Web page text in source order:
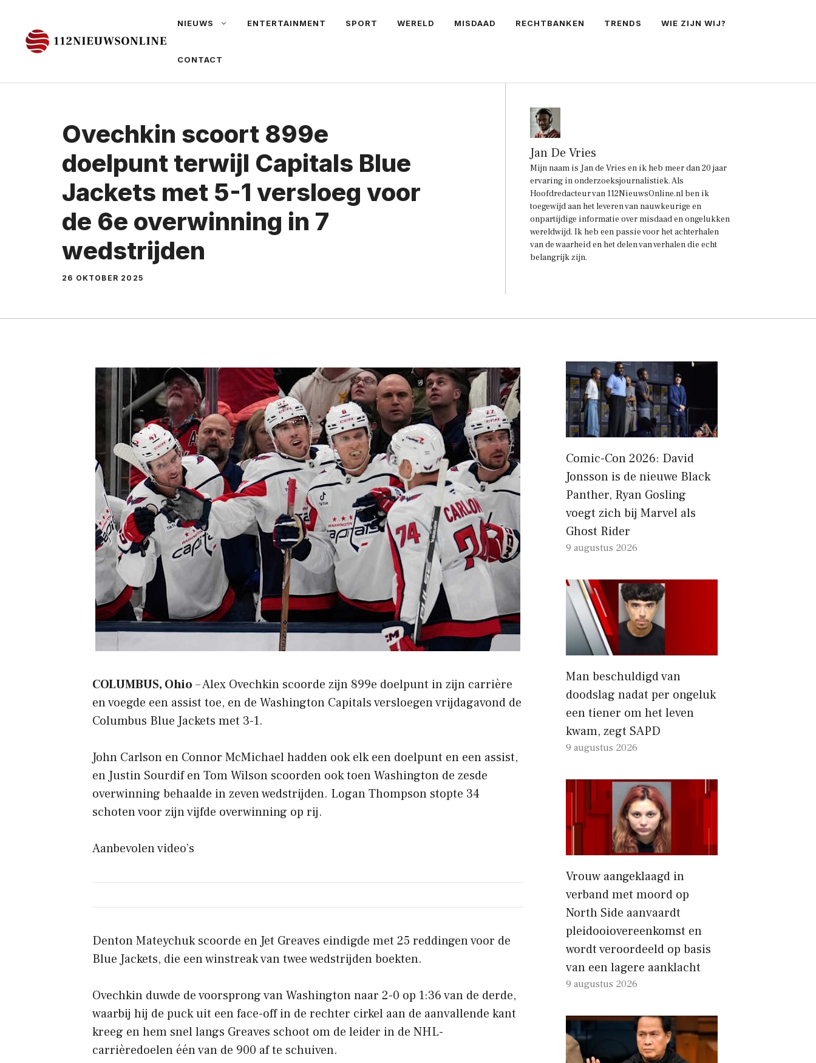
NIEUWS ENTERTAINMENT SPORT WERELD MISDAAD RECHTBANKEN TRENDS WIE ZIJN WIJ?
CONTACT
Ovechkin scoort 899e
doelpunt terwijl Capitals Blue
Jackets met 5-1 versloeg voor
de 6e overwinning in 7
wedstrijden
26 OKTOBER 2025
Jan De Vries
Mijn naam is Jan de Vries en ik heb meer dan 20 jaar
ervaring in onderzoeksjournalistiek. Als
Hoofdredacteur van 112NieuwsOnline.nl ben ik
toegewijd aan het leveren van nauwkeurige en
onpartijdige informatie over misdaad en ongelukken
wereldwijd. Ik heb een passie voor het achterhalen
van de waarheid en het delen van verhalen die echt
belangrijk zijn.
COLUMBUS, Ohio – Alex Ovechkin scoorde zijn 899e doelpunt in zijn carrière
en voegde een assist toe, en de Washington Capitals versloegen vrijdagavond de
Columbus Blue Jackets met 3-1.
John Carlson en Connor McMichael hadden ook elk een doelpunt en een assist,
en Justin Sourdif en Tom Wilson scoorden ook toen Washington de zesde
overwinning behaalde in zeven wedstrijden. Logan Thompson stopte 34
schoten voor zijn vijfde overwinning op rij.
Aanbevolen video’s
Denton Mateychuk scoorde en Jet Greaves eindigde met 25 reddingen voor de
Blue Jackets, die een winstreak van twee wedstrijden boekten.
Ovechkin duwde de voorsprong van Washington naar 2-0 op 1:36 van de derde,
waarbij hij de puck uit een face-off in de rechter cirkel aan de aanvallende kant
kreeg en hem snel langs Greaves schoot om de leider in de NHL-
carrièredoelen één van de 900 af te schuiven.
Comic-Con 2026: David
Jonsson is de nieuwe Black
Panther, Ryan Gosling
voegt zich bij Marvel als
Ghost Rider
9 augustus 2026
Man beschuldigd van
doodslag nadat per ongeluk
een tiener om het leven
kwam, zegt SAPD
9 augustus 2026
Vrouw aangeklaagd in
verband met moord op
North Side aanvaardt
pleidooiovereenkomst en
wordt veroordeeld op basis
van een lagere aanklacht
9 augustus 2026